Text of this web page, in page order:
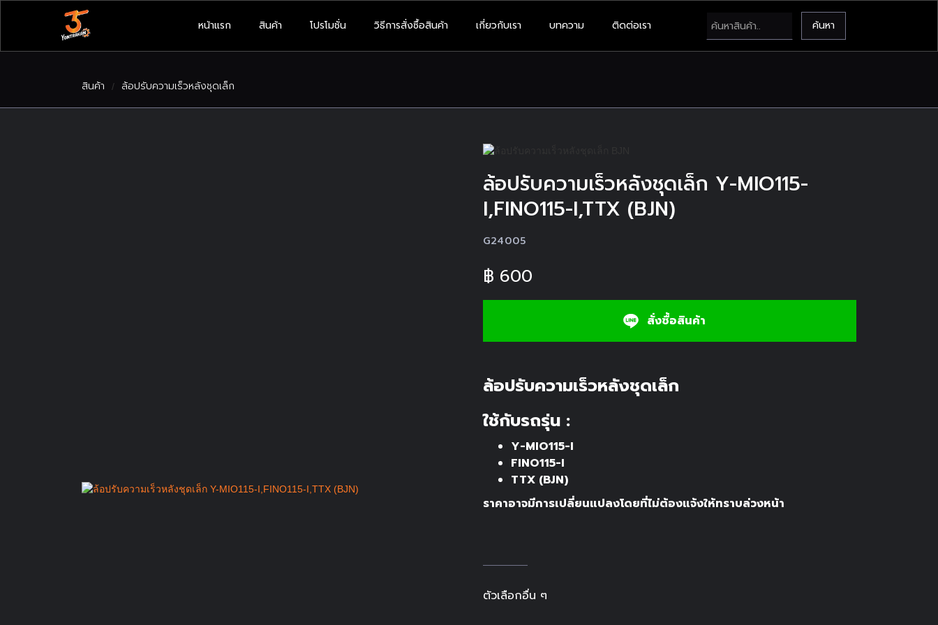
หน้าแรก สินค้า โปรโมชั่น วิธีการสั่งซื้อสินค้า เกี่ยวกับเรา บทความ ติดต่อเรา
สินค้า / ล้อปรับความเร็วหลังชุดเล็ก
ล้อปรับความเร็วหลังชุดเล็ก Y-MIO115-
I,FINO115-I,TTX (BJN)
G24005
฿ 600
สั่งซื้อสินค้า
ล้อปรับความเร็วหลังชุดเล็ก
ใช้กับรถรุ่น :
Y-MIO115-I
FINO115-I
TTX (BJN)
ราคาอาจมีการเปลี่ยนแปลงโดยที่ไม่ต้องแจ้งให้ทราบล่วงหน้า
ตัวเลือกอื่น ๆ